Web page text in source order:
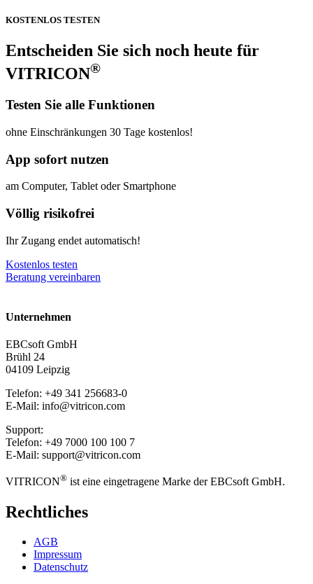
KOSTENLOS TESTEN
Entscheiden Sie sich noch heute für
VITRICON®
Testen Sie alle Funktionen
ohne Einschränkungen 30 Tage kostenlos!
App sofort nutzen
am Computer, Tablet oder Smartphone
Völlig risikofrei
Ihr Zugang endet automatisch!
Kostenlos testen
Beratung vereinbaren
Unternehmen
EBCsoft GmbH
Brühl 24
04109 Leipzig
Telefon: +49 341 256683-0
E-Mail: info@vitricon.com
Support:
Telefon: +49 7000 100 100 7
E-Mail: support@vitricon.com
VITRICON® ist eine eingetragene Marke der EBCsoft GmbH.
Rechtliches
AGB
Impressum
Datenschutz